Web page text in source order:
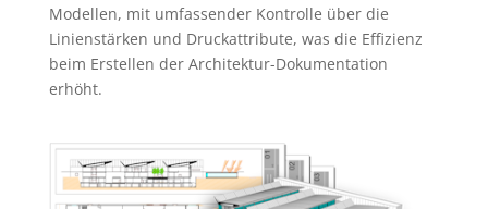
Modellen, mit umfassender Kontrolle über die
Linienstärken und Druckattribute, was die Effizienz
beim Erstellen der Architektur-Dokumentation
erhöht.